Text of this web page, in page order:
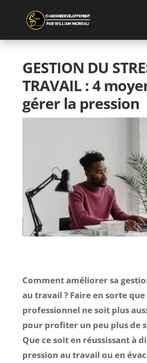
GESTION DU
TRAVAIL : 4
gérer la pression
Comment améliorer sa
au travail ? Faire en sorte que
professionnel ne soit plus
pour profiter un peu plus de
Que ce soit en réussissant à
pression au travail ou en